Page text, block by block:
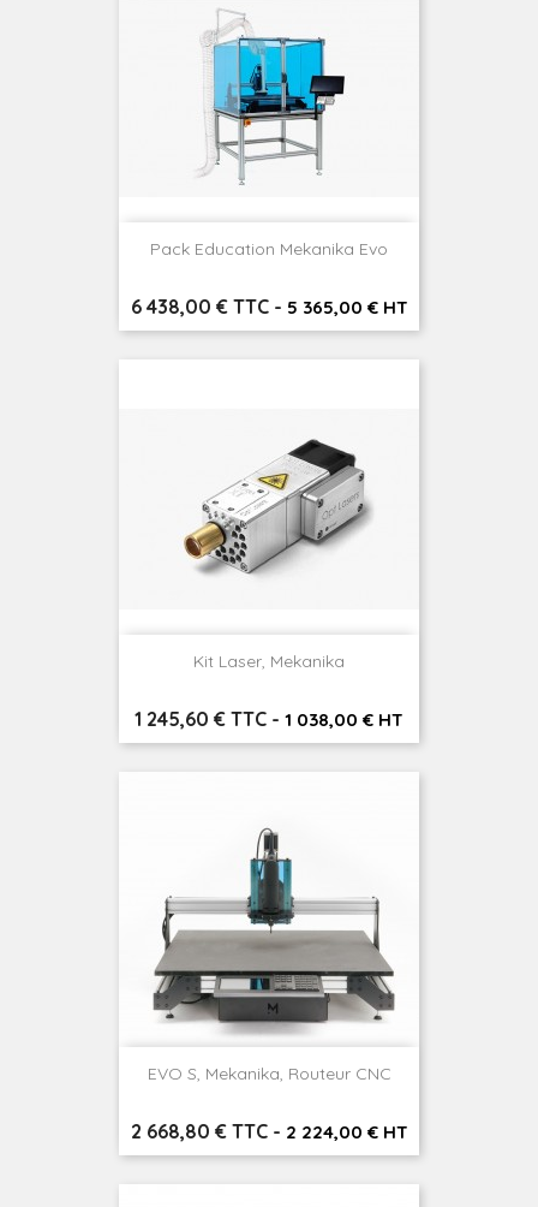
Pack Education Mekanika Evo
Prix
6 438,00 € TTC - 5 365,00 € HT
Kit Laser, Mekanika
Prix
1 245,60 € TTC - 1 038,00 € HT
EVO S, Mekanika, Routeur CNC
Prix
2 668,80 € TTC - 2 224,00 € HT